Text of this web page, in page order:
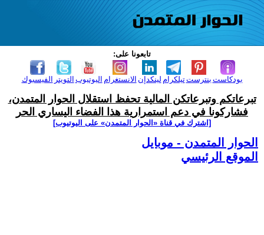
تابعونا على:
الفيسبوك التويتر اليوتيوب الانستغرام لينكدإن تيلكرامبنترست بودكاست
تبرعاتكم وتبرعاتكن المالية تحفظ استقلال الحوار المتمدن،
فشاركونا في دعم استمرارية هذا الفضاء اليساري الحر
[اشترك في قناة ‫«الحوار المتمدن» على اليوتيوب]
الحوار المتمدن - موبايل
الموقع الرئيسي